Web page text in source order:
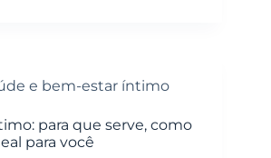
e bem-estar íntimo
para que serve, como
para você